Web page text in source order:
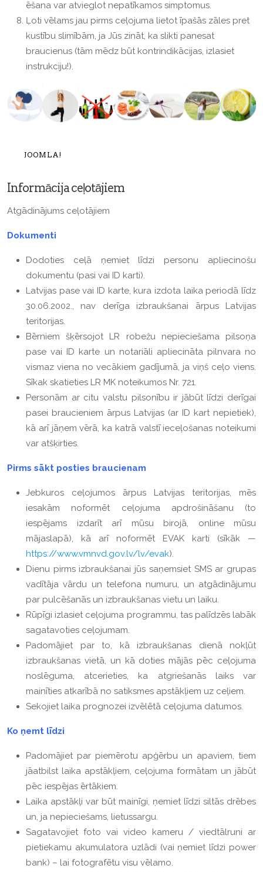
ēšana var atvieglot nepatīkamos simptomus.
Ļoti vēlams jau pirms ceļojuma lietot īpašās zāles pret
kustību slimībām, ja Jūs zināt, ka slikti panesat
braucienus (tām mēdz būt kontrindikācijas, izlasiet
instrukciju!).
JOOMLA!
Informācija ceļotājiem
Atgādinājums ceļotājiem
Dokumenti
Dodoties ceļā ņemiet līdzi personu apliecinošu
dokumentu (pasi vai ID karti).
Latvijas pase vai ID karte, kura izdota laika periodā līdz
30.06.2002., nav derīga izbraukšanai ārpus Latvijas
teritorijas.
Bērniem šķērsojot LR robežu nepieciešama pilsoņa
pase vai ID karte un notariāli apliecināta pilnvara no
vismaz viena no vecākiem gadījumā, ja viņš ceļo viens.
Sīkak skatieties LR MK noteikumos Nr. 721.
Personām ar citu valstu pilsonību ir jābūt līdzi derīgai
pasei braucieniem ārpus Latvijas (ar ID kart nepietiek),
kā arī jāņem vērā, ka katrā valstī ieceļošanas noteikumi
var atšķirties.
Pirms sākt posties braucienam
Jebkuros ceļojumos ārpus Latvijas teritorijas, mēs
iesakām noformēt ceļojuma apdrošināšanu (to
iespējams izdarīt arī mūsu birojā, online mūsu
mājaslapā), kā arī noformēt EVAK karti (sīkāk —
https://www.vmnvd.gov.lv/lv/evak).
Dienu pirms izbraukšanai jūs saņemsiet SMS ar grupas
vadītāja vārdu un telefona numuru, un atgādinājumu
par pulcēšanās un izbraukšanas vietu un laiku.
Rūpīgi izlasiet ceļojuma programmu, tas palīdzēs labāk
sagatavoties ceļojumam.
Padomājiet par to, kā izbraukšanas dienā nokļūt
izbraukšanas vietā, un kā doties mājās pēc ceļojuma
noslēguma, atcerieties, ka atgriešanās laiks var
mainīties atkarībā no satiksmes apstākļiem uz ceļiem.
Sekojiet laika prognozei izvēlētā ceļojuma datumos.
Ko ņemt līdzi
Padomājiet par piemērotu apģērbu un apaviem, tiem
jāatbilst laika apstākļiem, ceļojuma formātam un jābūt
pēc iespējas ērtākiem.
Laika apstākļi var būt mainīgi, ņemiet līdzi siltās drēbes
un, ja nepieciešams, lietussargu.
Sagatavojiet foto vai video kameru / viedtālruni ar
pietiekamu akumulatora uzlādi (vai ņemiet līdzi power
bank) – lai fotografētu visu vēlamo.